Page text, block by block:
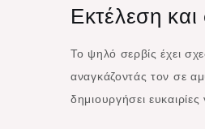
Εκτέλεση
Το ψηλό σερβίς έχει
αναγκάζοντάς τον σε
δημιουργήσει